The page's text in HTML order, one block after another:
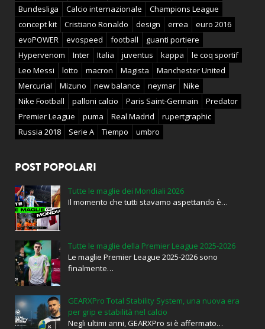
Bundesliga
Calcio internazionale
Champions League
concept kit
Cristiano Ronaldo design errea
euro 2016
evoPOWER
evospeed football
guanti portiere
Hypervenom
Inter Italia juventus kappa
le coq sportif
Leo Messi
lotto macron Magista
Manchester United
Mercurial
Mizuno new balance neymar
Nike
Nike Football
palloni calcio Paris Saint-Germain
Predator
Premier League
puma Real Madrid
rupertgraphic
Russia 2018
Serie A Tiempo umbro
POST POPOLARI
Tutte le maglie dei Mondiali 2026
Il momento che tutti stavamo aspettando è…
Tutte le maglie della Premier League 2025-2026
Le maglie Premier League 2025-2026 sono
finalmente…
GEARXPro Total Stability System, una nuova era
per grip e stabilità nel calcio
Negli ultimi anni, GEARXPro si è affermato…